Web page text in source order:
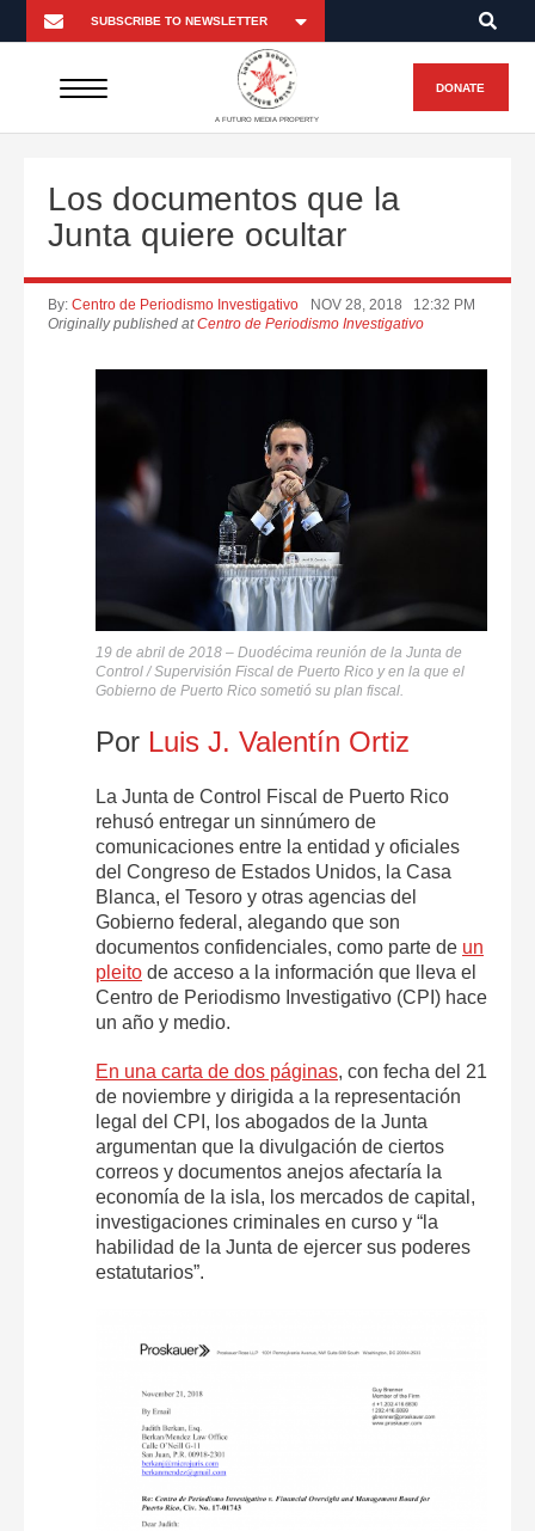
A FUTURO MEDIA PROPERTY
DONATE
Los documentos que la
Junta quiere ocultar
By: Centro de Periodismo Investigativo NOV 28, 2018
12:32 PM
Originally published atCentro de Periodismo Investigativo
19 de abril de 2018 – Duodécima reunión de la Junta de
Control / Supervisión Fiscal de Puerto Rico y en la que el
Gobierno de Puerto Rico sometió su plan fiscal.
Por Luis J. Valentín Ortiz
La Junta de Control Fiscal de Puerto Rico
rehusó entregar un sinnúmero de
comunicaciones entre la entidad y oficiales
del Congreso de Estados Unidos, la Casa
Blanca, el Tesoro y otras agencias del
Gobierno federal, alegando que son
documentos confidenciales, como parte de un
pleito de acceso a la información que lleva el
Centro de Periodismo Investigativo (CPI) hace
un año y medio.
En una carta de dos páginas, con fecha del 21
de noviembre y dirigida a la representación
legal del CPI, los abogados de la Junta
argumentan que la divulgación de ciertos
correos y documentos anejos afectaría la
economía de la isla, los mercados de capital,
investigaciones criminales en curso y “la
habilidad de la Junta de ejercer sus poderes
estatutarios”.